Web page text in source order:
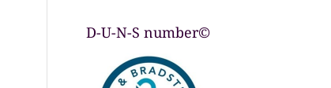
D-U-N-S number©